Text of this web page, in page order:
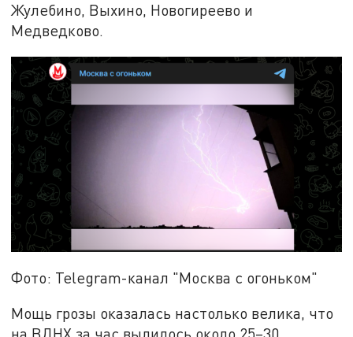
Жулебино, Выхино, Новогиреево и
Медведково.
Фото: Telegram-канал "Москва с огоньком"
Мощь грозы оказалась настолько велика, что